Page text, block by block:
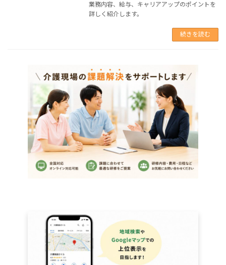
業務内容、給与、キャリアアップのポイントを
詳しく紹介します。
続きを読む